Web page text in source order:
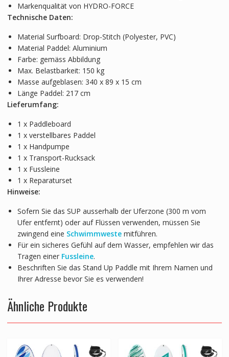
Markenqualität von HYDRO-FORCE
Technische Daten:
Material Surfboard: Drop-Stitch (Polyester, PVC)
Material Paddel: Aluminium
Farbe: gemäss Abbildung
Max. Belastbarkeit: 150 kg
Masse aufgeblasen: 340 x 89 x 15 cm
Länge Paddel: 217 cm
Lieferumfang:
1 x Paddleboard
1 x verstellbares Paddel
1 x Handpumpe
1 x Transport-Rucksack
1 x Fussleine
1 x Reparaturset
Hinweise:
Sofern Sie das SUP ausserhalb der Uferzone (300 m vom
Ufer entfernt) oder auf Flüssen verwenden, müssen Sie
zwingend eine Schwimmweste mitführen.
Für ein sicheres Gefühl auf dem Wasser, empfehlen wir das
Tragen einer Fussleine.
Beschriften Sie das Stand Up Paddle mit Ihrem Namen und
Ihrer Adresse bevor Sie es verwenden!
Ähnliche Produkte